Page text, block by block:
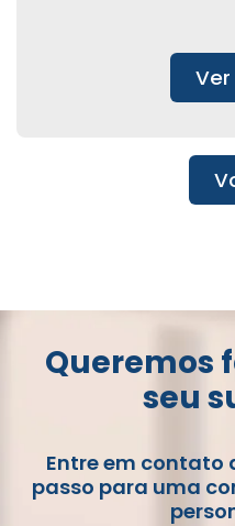
Queremos
seu
Entre em contato
passo para uma